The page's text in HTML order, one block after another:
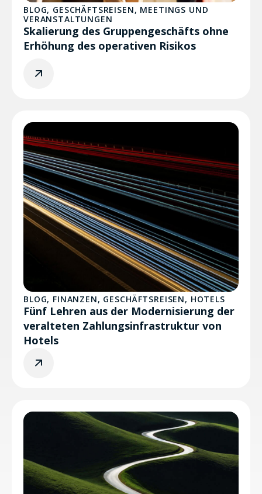
BLOG, GESCHÄFTSREISEN, MEETINGS UND
VERANSTALTUNGEN
Skalierung des Gruppengeschäfts ohne
Erhöhung des operativen Risikos
BLOG, FINANZEN, GESCHÄFTSREISEN, HOTELS
Fünf Lehren aus der Modernisierung der
veralteten Zahlungsinfrastruktur von
Hotels